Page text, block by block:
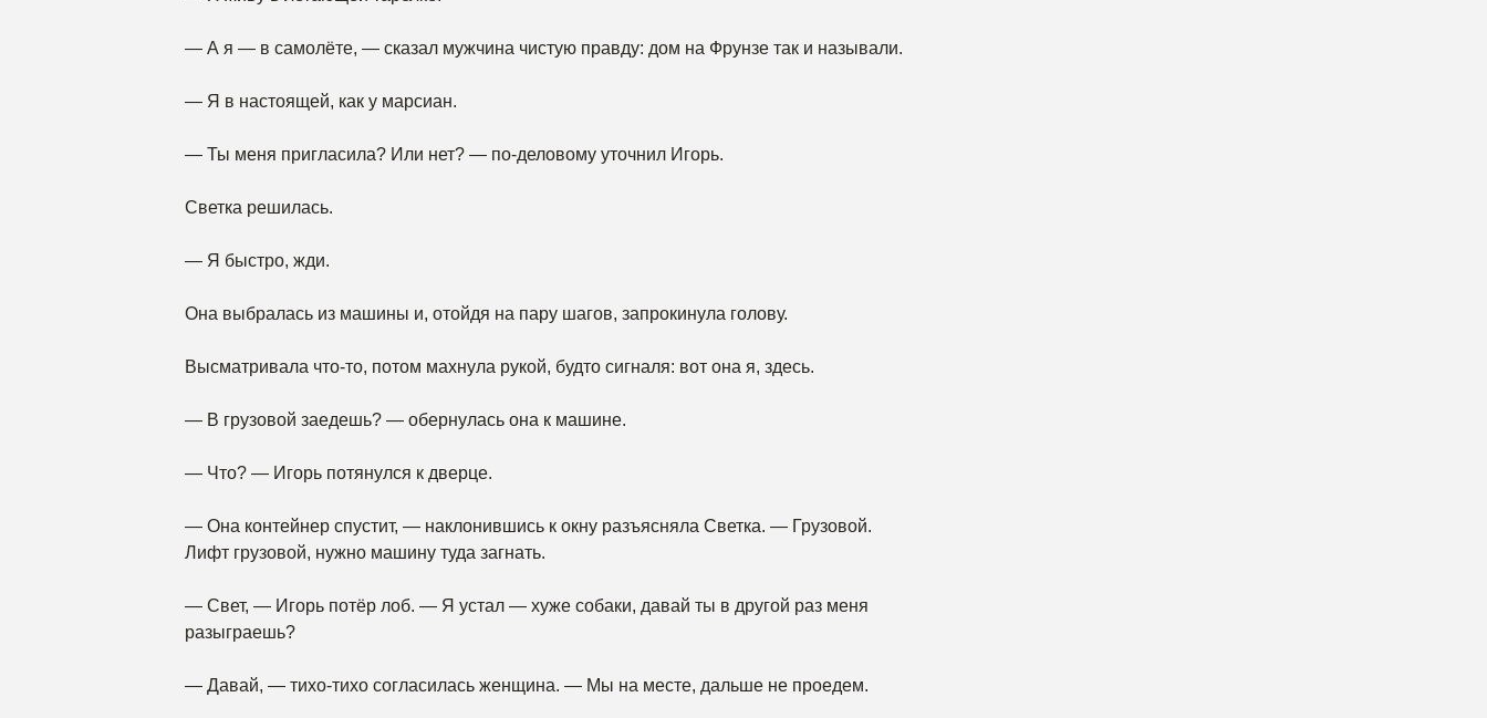
— А я — в самолёте, — сказал мужчина чистую правду: дом на Фрунзе так и называли.
— Я в настоящей, как у марсиан.
— Ты меня пригласила? Или нет? — по-деловому уточнил Игорь.
Светка решилась.
— Я быстро, жди.
Она выбралась из машины и, отойдя на пару шагов, запрокинула голову.
Высматривала что-то, потом махнула рукой, будто сигналя: вот она я, здесь.
— В грузовой заедешь? — обернулась она к машине.
— Что? — Игорь потянулся к дверце.
— Она контейнер спустит, — наклонившись к окну разъясняла Светка. — Грузовой.
Лифт грузовой, нужно машину туда загнать.
— Свет, — Игорь потёр лоб. — Я устал — хуже собаки, давай ты в другой раз меня
разыграешь?
— Давай, — тихо-тихо согласилась женщина. — Мы на месте, дальше не проедем.